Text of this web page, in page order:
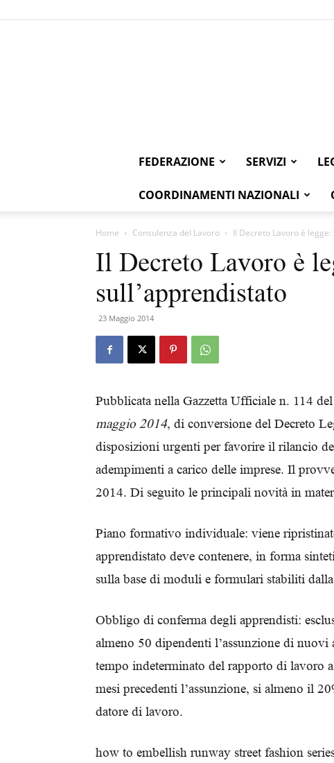
FEDERAZIONE SERVIZI
COORDINAMENTI NAZIONALI
Home Consulenza del Lavoro Il Decreto Lavoro è
Il Decreto Lavoro è
sull’apprendistato
23 Maggio 2014
Pubblicata nella Gazzetta Ufficiale n. 114
maggio 2014, di conversione del Decreto
disposizioni urgenti per favorire il rilancio
adempimenti a carico delle imprese. Il
2014. Di seguito le principali novità in
Piano formativo individuale: viene
apprendistato deve contenere, in forma
sulla base di moduli e formulari stabiliti
Obbligo di conferma degli apprendisti:
almeno 50 dipendenti l’assunzione di nuovi
tempo indeterminato del rapporto di lavoro
mesi precedenti l’assunzione, si almeno il
datore di lavoro.
how to embellish runway street fashion